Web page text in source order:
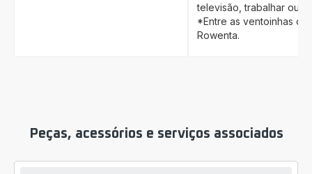
televisão, trabalhar ou
*Entre as ventoinhas de
Rowenta.
Peças, acessórios e serviços associados